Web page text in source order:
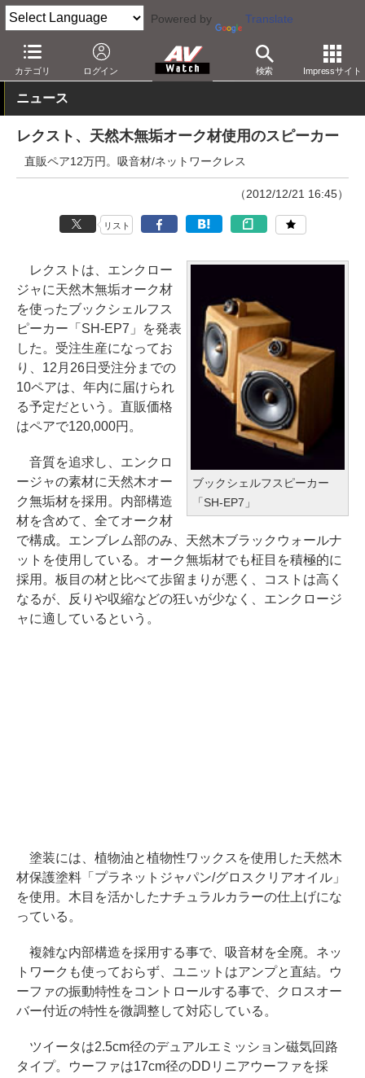
Powered by Translate
カテゴリ ログイン 検索 Impressサイト
AV Watch 製品 オーディオスピーカー
ニュース
レクスト、天然木無垢オーク材使用のスピーカー
直販ペア12万円。吸音材/ネットワークレス
（2012/12/21 16:45）
リスト
ブックシェルフスピーカー
「SH-EP7」
レクストは、エンクロー
ジャに天然木無垢オーク材
を使ったブックシェルフス
ピーカー「SH-EP7」を発表
した。受注生産になってお
り、12月26日受注分までの
10ペアは、年内に届けられ
る予定だという。直販価格
はペアで120,000円。
音質を追求し、エンクロ
ージャの素材に天然木オー
ク無垢材を採用。内部構造
材を含めて、全てオーク材
で構成。エンブレム部のみ、天然木ブラックウォールナ
ットを使用している。オーク無垢材でも柾目を積極的に
採用。板目の材と比べて歩留まりが悪く、コストは高く
なるが、反りや収縮などの狂いが少なく、エンクロージ
ャに適しているという。
塗装には、植物油と植物性ワックスを使用した天然木
材保護塗料「プラネットジャパン/グロスクリアオイル」
を使用。木目を活かしたナチュラルカラーの仕上げにな
っている。
複雑な内部構造を採用する事で、吸音材を全廃。ネッ
トワークも使っておらず、ユニットはアンプと直結。ウ
ーファの振動特性をコントロールする事で、クロスオー
バー付近の特性を微調整して対応している。
ツイータは2.5cm径のデュアルエミッション磁気回路
タイプ。ウーファは17cm径のDDリニアウーファを採